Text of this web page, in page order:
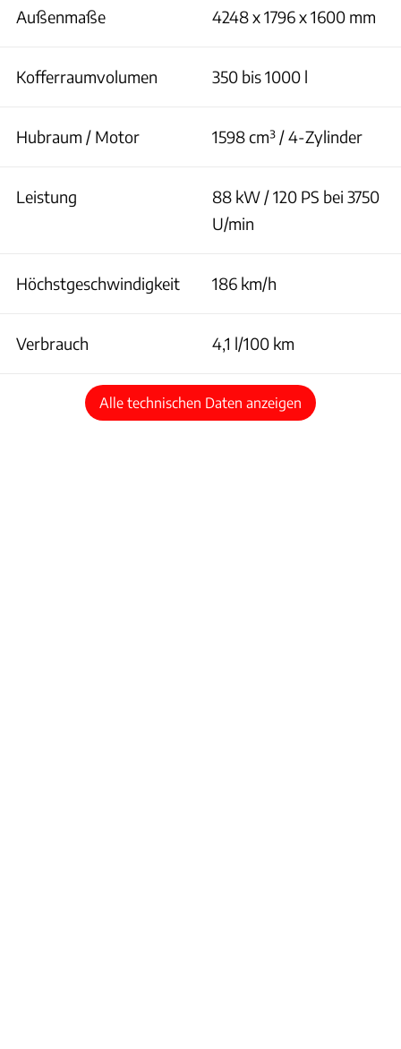
Außenmaße 4248 x 1796 x 1600 mm
Kofferraumvolumen 350 bis 1000 l
Hubraum / Motor 1598 cm³ / 4-Zylinder
Leistung
88 kW / 120 PS bei 3750
U/min
Höchstgeschwindigkeit 186 km/h
Verbrauch 4,1 l/100 km
Alle technischen Daten anzeigen